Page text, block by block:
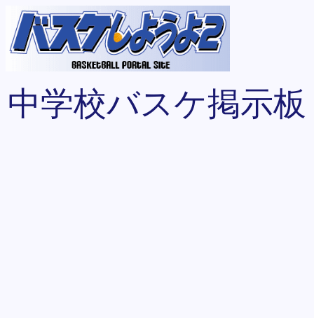
中学校バスケ掲示板